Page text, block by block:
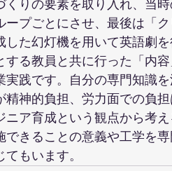
くりの要素を取り入れ、当
ープごとにさせ、最後は「
た幻灯機を用いて英語劇
する教員と共に行った「内
実践です。自分の専門知識
精神的負担、労力面での負
ニア育成という観点から考
できることの意義や工学を
もいます。